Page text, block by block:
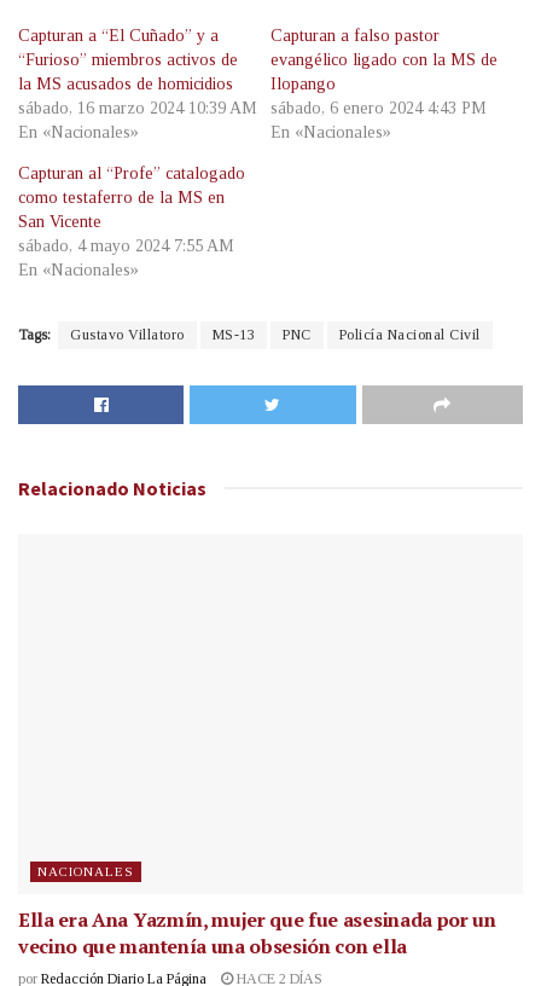
Capturan a “El Cuñado” y a
“Furioso” miembros activos de
la MS acusados de homicidios
sábado, 16 marzo 2024 10:39 AM
En «Nacionales»
Capturan a falso pastor
evangélico ligado con la MS de
Ilopango
sábado, 6 enero 2024 4:43 PM
En «Nacionales»
Capturan al “Profe” catalogado
como testaferro de la MS en
San Vicente
sábado, 4 mayo 2024 7:55 AM
En «Nacionales»
Tags: Gustavo Villatoro MS-13 PNC Policía Nacional Civil
Relacionado Noticias
NACIONALES
Ella era Ana Yazmín, mujer que fue asesinada por un
vecino que mantenía una obsesión con ella
por Redacción Diario La Página HACE 2 DÍAS